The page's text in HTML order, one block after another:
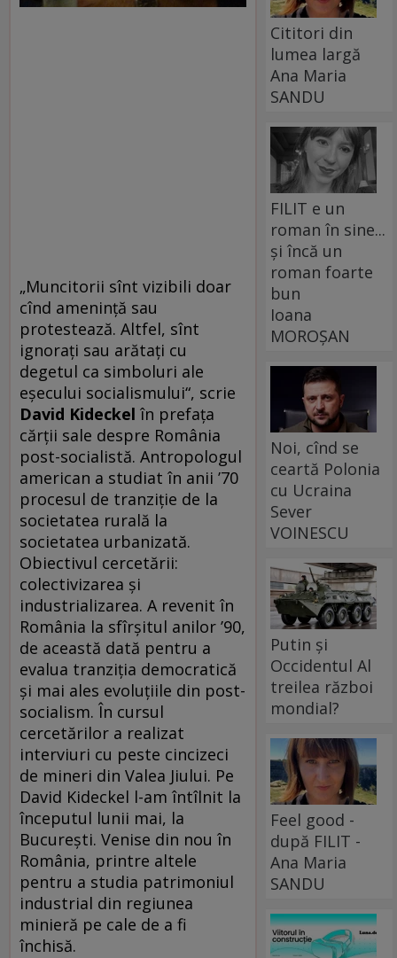
„Muncitorii sînt vizibili doar
cînd ameninţă sau
protestează. Altfel, sînt
ignoraţi sau arătaţi cu
degetul ca simboluri ale
eşecului socialismului“, scrie
David Kideckel în prefaţa
cărţii sale despre România
post-socialistă. Antropologul
american a studiat în anii ’70
procesul de tranziţie de la
societatea rurală la
societatea urbanizată.
Obiectivul cercetării:
colectivizarea şi
industrializarea. A revenit în
România la sfîrşitul anilor ’90,
de această dată pentru a
evalua tranziţia democratică
şi mai ales evoluţiile din post-
socialism. În cursul
cercetărilor a realizat
interviuri cu peste cincizeci
de mineri din Valea Jiului. Pe
David Kideckel l-am întîlnit la
începutul lunii mai, la
Bucureşti. Venise din nou în
România, printre altele
pentru a studia patrimoniul
industrial din regiunea
minieră pe cale de a fi
închisă.
Cititori din
lumea largă
Ana Maria
SANDU
FILIT e un
roman în sine...
și încă un
roman foarte
bun
Ioana
MOROȘAN
Noi, cînd se
ceartă Polonia
cu Ucraina
Sever
VOINESCU
Putin și
Occidentul Al
treilea război
mondial?
Feel good -
după FILIT -
Ana Maria
SANDU